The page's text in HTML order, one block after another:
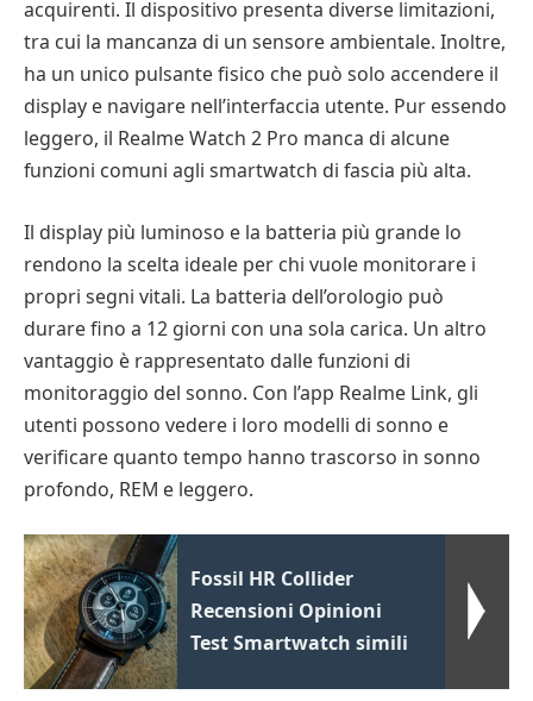
acquirenti. Il dispositivo presenta diverse limitazioni,
tra cui la mancanza di un sensore ambientale. Inoltre,
ha un unico pulsante fisico che può solo accendere il
display e navigare nell’interfaccia utente. Pur essendo
leggero, il Realme Watch 2 Pro manca di alcune
funzioni comuni agli smartwatch di fascia più alta.
Il display più luminoso e la batteria più grande lo
rendono la scelta ideale per chi vuole monitorare i
propri segni vitali. La batteria dell’orologio può
durare fino a 12 giorni con una sola carica. Un altro
vantaggio è rappresentato dalle funzioni di
monitoraggio del sonno. Con l’app Realme Link, gli
utenti possono vedere i loro modelli di sonno e
verificare quanto tempo hanno trascorso in sonno
profondo, REM e leggero.
Fossil HR Collider
Recensioni Opinioni
Test Smartwatch simili